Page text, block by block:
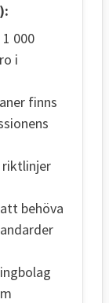
000
i
finns
riktlinjer
behöva